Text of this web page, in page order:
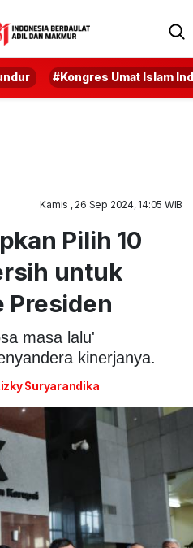
#Kongres Umat Islam
Kamis , 26 Sep 2024, 14:05 WIB
Pilih 10
untuk
Presiden
masa lalu'
kinerjanya.
Suryarandika